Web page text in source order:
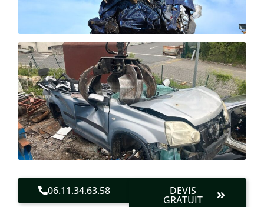
06.11.34.63.58 DEVIS
GRATUIT